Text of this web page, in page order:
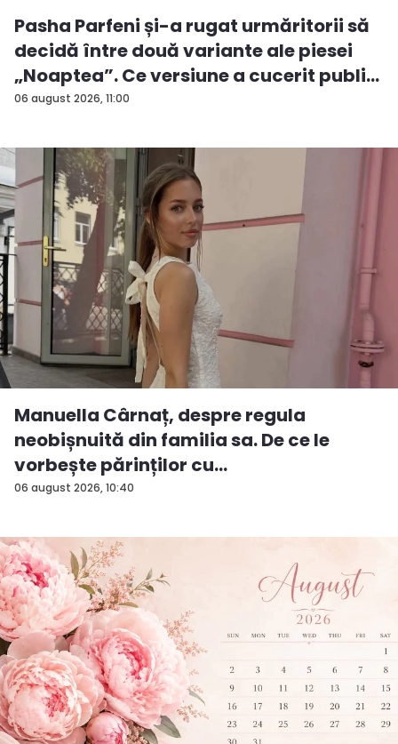
06 august 2026, 11:00
Pasha Parfeni și-a rugat urmăritorii să
decidă între două variante ale piesei
„Noaptea”. Ce versiune a cucerit publi...
06 august 2026, 10:40
Manuella Cârnaț, despre regula
neobișnuită din familia sa. De ce le
vorbește părinților cu
„dumneavoastră...